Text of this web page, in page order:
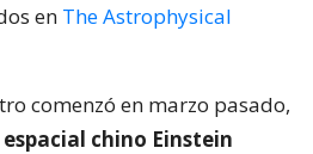
en The Astrophysical
comenzó en marzo pasado,
chino Einstein